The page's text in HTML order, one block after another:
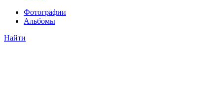
Фотографии
Альбомы
Найти